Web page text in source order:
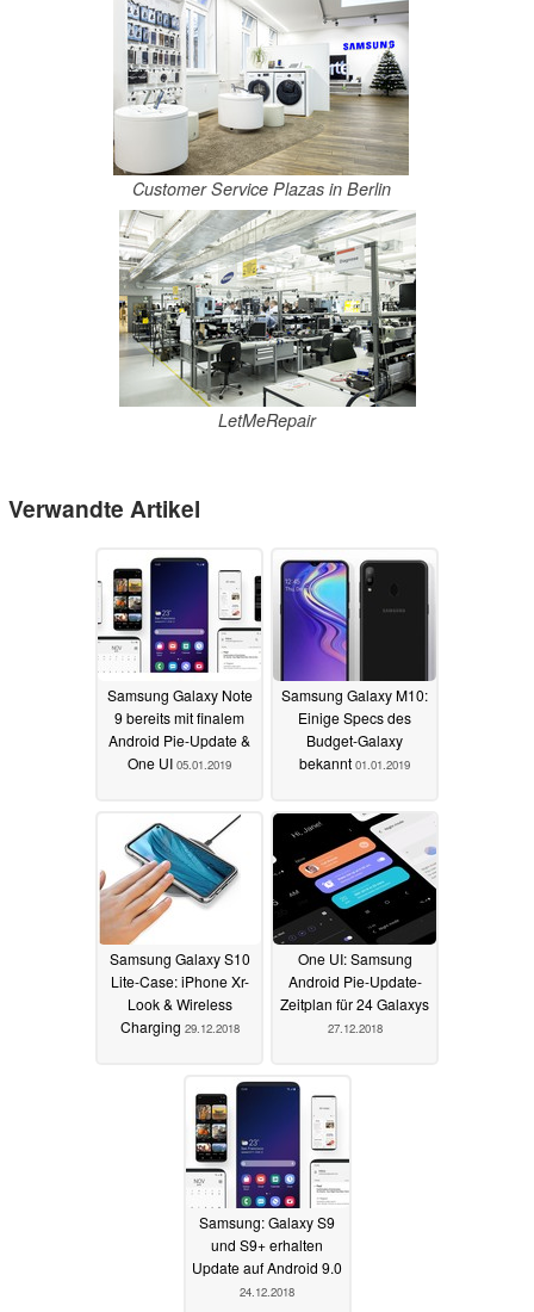
Customer Service Plazas in Berlin
LetMeRepair
Verwandte Artikel
Samsung Galaxy Note
9 bereits mit finalem
Android Pie-Update &
One UI 05.01.2019
Samsung Galaxy M10:
Einige Specs des
Budget-Galaxy
bekannt 01.01.2019
Samsung Galaxy S10
Lite-Case: iPhone Xr-
Look & Wireless
Charging 29.12.2018
One UI: Samsung
Android Pie-Update-
Zeitplan für 24 Galaxys
27.12.2018
Samsung: Galaxy S9
und S9+ erhalten
Update auf Android 9.0
24.12.2018